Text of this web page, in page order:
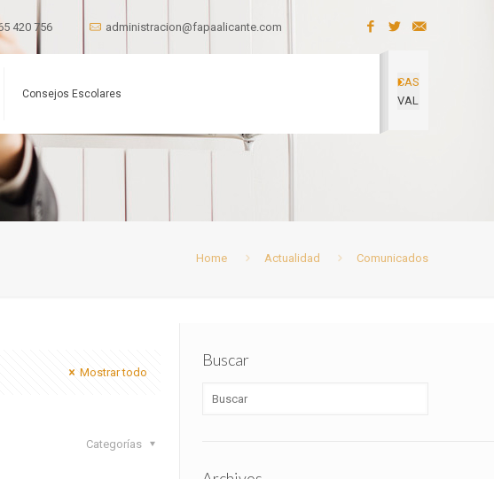
420 756 administracion@fapaalicante.com
Consejos Escolares
CAS
VAL
Home Actualidad Comunicados
Mostrar todo
Categorías
Buscar